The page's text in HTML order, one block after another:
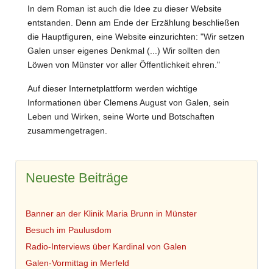
In dem Roman ist auch die Idee zu dieser Website
entstanden. Denn am Ende der Erzählung beschließen
die Hauptfiguren, eine Website einzurichten: "Wir setzen
Galen unser eigenes Denkmal (...) Wir sollten den
Löwen von Münster vor aller Öffentlichkeit ehren."
Auf dieser Internetplattform werden wichtige
Informationen über Clemens August von Galen, sein
Leben und Wirken, seine Worte und Botschaften
zusammengetragen.
Neueste Beiträge
Banner an der Klinik Maria Brunn in Münster
Besuch im Paulusdom
Radio-Interviews über Kardinal von Galen
Galen-Vormittag in Merfeld